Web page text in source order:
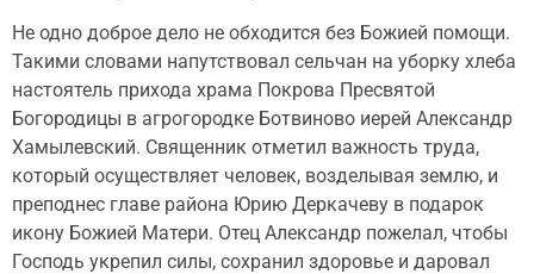
Не одно доброе дело не обходится без Божией помощи.
Такими словами напутствовал сельчан на уборку хлеба
настоятель прихода храма Покрова Пресвятой
Богородицы в агрогородке Ботвиново иерей Александр
Хамылевский. Священник отметил важность труда,
который осуществляет человек, возделывая землю, и
преподнес главе района Юрию Деркачеву в подарок
икону Божией Матери. Отец Александр пожелал, чтобы
Господь укрепил силы, сохранил здоровье и даровал